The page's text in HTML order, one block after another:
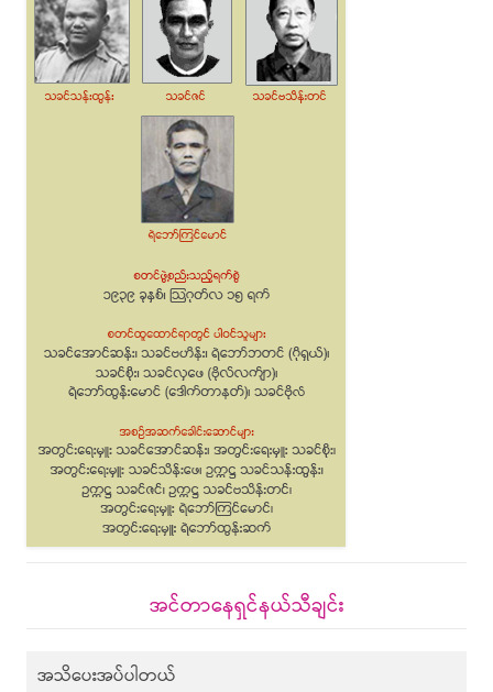
အင်တာနေရှင်နယ်သီချင်း
အသိပေးအပ်ပါတယ်